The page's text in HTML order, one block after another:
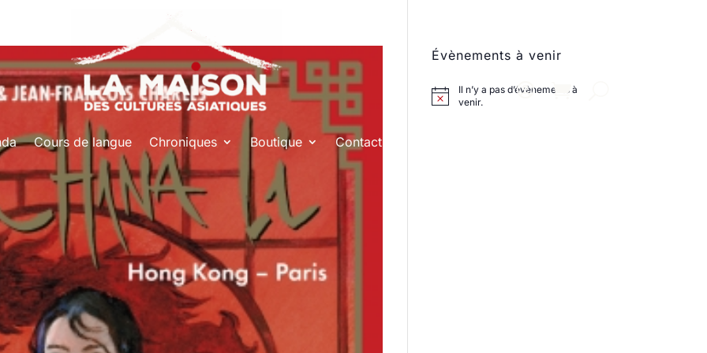
Cours de langue Chroniques Boutique Contact
Évènements à venir
Il n’y a pas d’évènements à
venir.